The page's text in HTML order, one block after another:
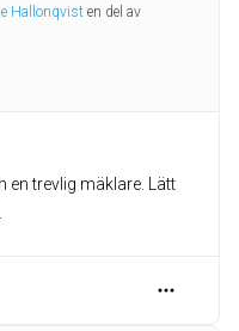
Hallonqvist en del av
en trevlig mäklare. Lätt